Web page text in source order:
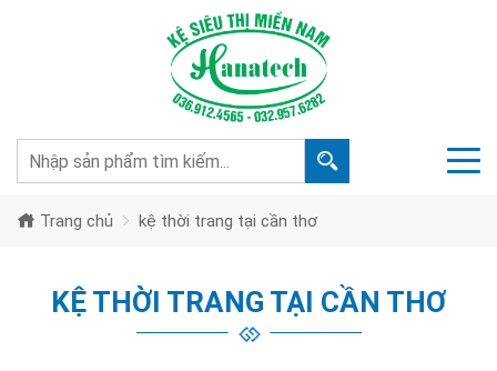
Trang chủ kệ thời trang tại cần thơ
KỆ THỜI TRANG TẠI CẦN THƠ